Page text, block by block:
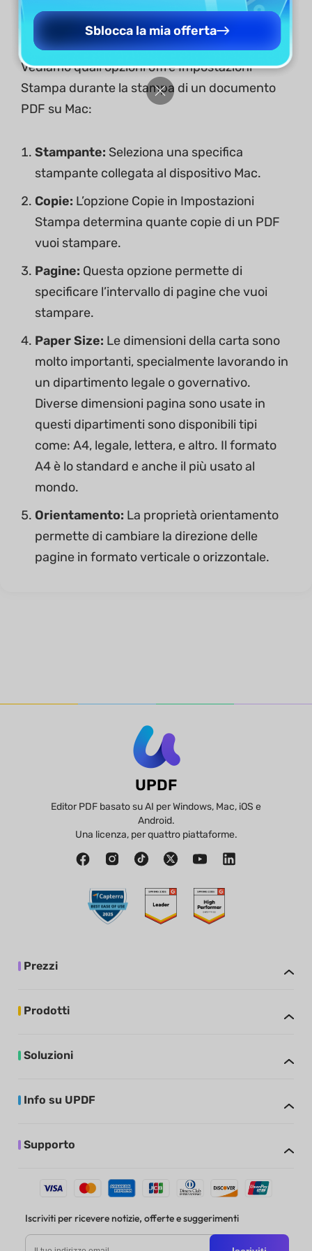
Impostazioni Stampa
Vediamo quali opzioni offre Impostazioni
Stampa durante la stampa di un documento
PDF su Mac:
Stampante: Seleziona una specifica
stampante collegata al dispositivo Mac.
Copie: L’opzione Copie in Impostazioni
Stampa determina quante copie di un PDF
vuoi stampare.
Pagine: Questa opzione permette di
specificare l’intervallo di pagine che vuoi
stampare.
Paper Size: Le dimensioni della carta sono
molto importanti, specialmente lavorando in
un dipartimento legale o governativo.
Diverse dimensioni pagina sono usate in
questi dipartimenti sono disponibili tipi
come: A4, legale, lettera, e altro. Il formato
A4 è lo standard e anche il più usato al
mondo.
Orientamento: La proprietà orientamento
permette di cambiare la direzione delle
pagine in formato verticale o orizzontale.
Sblocca la mia offerta
UPDF
Editor PDF basato su AI per Windows, Mac, iOS e
Android.
Una licenza, per quattro piattaforme.
Prezzi
Prodotti
Soluzioni
Info su UPDF
Supporto
Iscriviti per ricevere notizie, offerte e suggerimenti